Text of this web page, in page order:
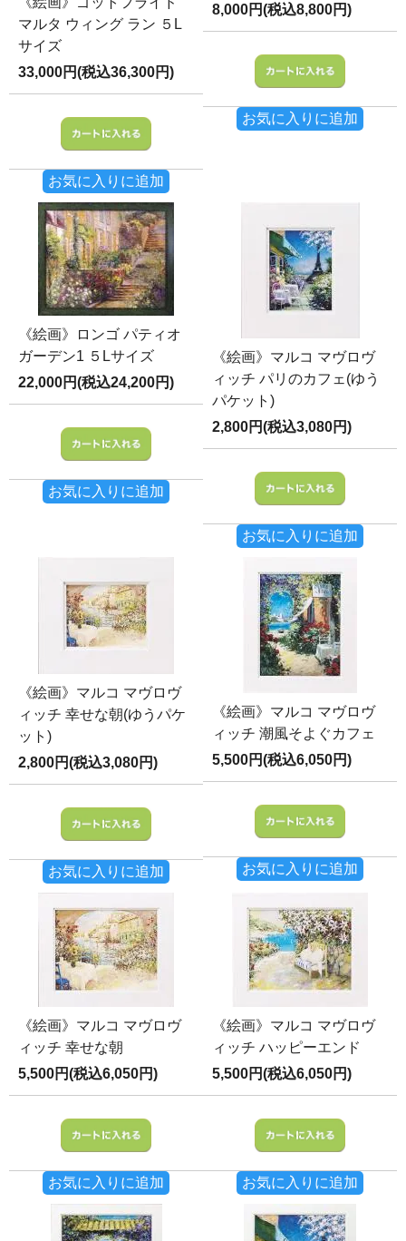
マルタ ウィング ラン ５L
サイズ
33,000円(税込36,300円)
お気に入りに追加
8,000円(税込8,800円)
お気に入りに追加
《絵画》ロンゴ パティオ
ガーデン1 ５Lサイズ
22,000円(税込24,200円)
お気に入りに追加
《絵画》マルコ マヴロヴ
ィッチ パリのカフェ(ゆう
パケット)
2,800円(税込3,080円)
お気に入りに追加
《絵画》マルコ マヴロヴ
ィッチ 幸せな朝(ゆうパケ
ット)
2,800円(税込3,080円)
お気に入りに追加
《絵画》マルコ マヴロヴ
ィッチ 潮風そよぐカフェ
5,500円(税込6,050円)
お気に入りに追加
《絵画》マルコ マヴロヴ
ィッチ 幸せな朝
5,500円(税込6,050円)
お気に入りに追加
《絵画》マルコ マヴロヴ
ィッチ ハッピーエンド
5,500円(税込6,050円)
お気に入りに追加